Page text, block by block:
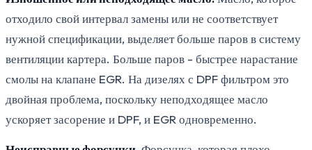
отходило свой интервал замены или не соответствует
нужной спецификации, выделяет больше паров в систему
вентиляции картера. Больше паров - быстрее нарастание
смолы на клапане EGR. На дизелях с DPF фильтром это
двойная проблема, поскольку неподходящее масло
ускоряет засорение и DPF, и EGR одновременно.